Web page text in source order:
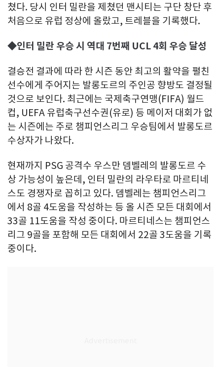
쳤다. 당시 인터 밀란을 제쳤던 맨시티는 구단 창단 후
처음으로 유럽 정상에 올랐고, 트레블을 기록했다.
◆인터 밀란 우승 시 역대 7번째 UCL 4회 우승 달성
결승전 결과에 따라 한 시즌 동안 최고의 활약을 펼친
선수에게 주어지는 발롱도르의 주인공 향방도 결정될
것으로 보인다. 최근에는 국제축구연맹(FIFA) 월드
컵, UEFA 유럽축구선수권(유로) 등 메이저 대회가 없
는 시즌에는 주로 챔피언스리그 우승팀에서 발롱도르
수상자가 나왔다.
현재까지 PSG 공격수 우스만 뎀벨레의 발롱도르 수
상 가능성이 높은데, 인터 밀란의 라우타로 마르티네
스도 경쟁자로 꼽히고 있다. 뎀벨레는 챔피언스리그
에서 8골 4도움을 작성하는 등 올 시즌 모든 대회에서
33골 11도움을 작성 중이다. 마르티네스는 챔피언스
리그 9골을 포함해 모든 대회에서 22골 3도움을 기록
중이다.